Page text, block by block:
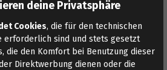
17,95 €*
WÄHLE EINE VARIANTE
deine Privatsphäre
Cookies, die für den technischen
erforderlich sind und stets gesetzt
die den Komfort bei Benutzung dieser
Direktwerbung dienen oder die